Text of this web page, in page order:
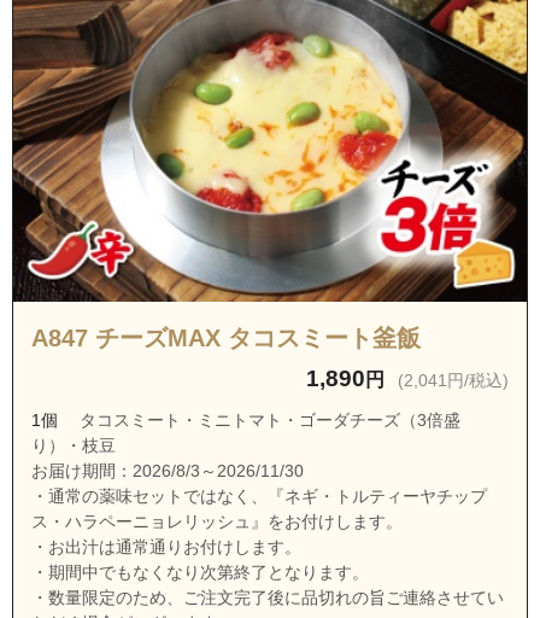
埼玉県入間郡三芳町藤久保
埼玉県入間郡三芳町みよし台
埼玉県富士見市ふじみ野西１丁目
埼玉県富士見市ふじみ野西２丁目
埼玉県富士見市ふじみ野西３丁目
埼玉県富士見市ふじみ野西４丁目
埼玉県富士見市ふじみ野東１丁目
埼玉県富士見市ふじみ野東２丁目
埼玉県富士見市ふじみ野東４丁目
埼玉県ふじみ野市上野台１丁目
埼玉県ふじみ野市上野台２丁目
埼玉県ふじみ野市上野台３丁目
埼玉県ふじみ野市上ノ原１丁目
埼玉県ふじみ野市大原１丁目
A847 チーズMAX タコスミート釜飯
1,890 円 (2,041円/税込)
1個
タコスミート・ミニトマト・ゴーダチーズ（3倍盛
り）・枝豆
お届け期間：2026/8/3～2026/11/30
・通常の薬味セットではなく、『ネギ・トルティーヤチップ
ス・ハラペーニョレリッシュ』をお付けします。
・お出汁は通常通りお付けします。
・期間中でもなくなり次第終了となります。
・数量限定のため、ご注文完了後に品切れの旨ご連絡させてい